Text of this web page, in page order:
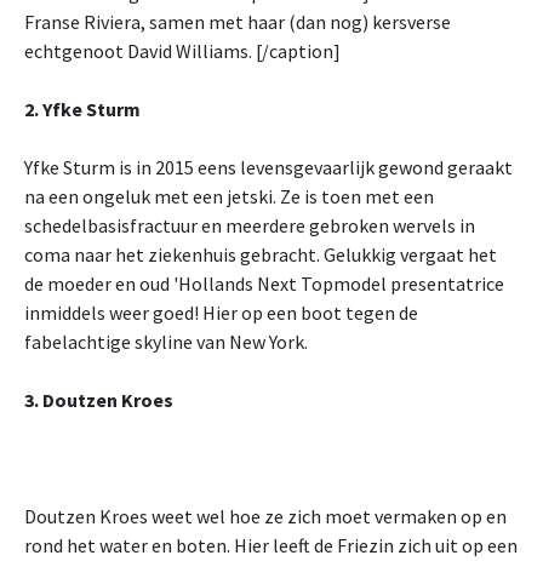
Franse Riviera, samen met haar (dan nog) kersverse
echtgenoot David Williams. [/caption]
2. Yfke Sturm
Yfke Sturm is in 2015 eens levensgevaarlijk gewond geraakt
na een ongeluk met een jetski. Ze is toen met een
schedelbasisfractuur en meerdere gebroken wervels in
coma naar het ziekenhuis gebracht. Gelukkig vergaat het
de moeder en oud 'Hollands Next Topmodel presentatrice
inmiddels weer goed! Hier op een boot tegen de
fabelachtige skyline van New York.
3. Doutzen Kroes
Doutzen Kroes weet wel hoe ze zich moet vermaken op en
rond het water en boten. Hier leeft de Friezin zich uit op een